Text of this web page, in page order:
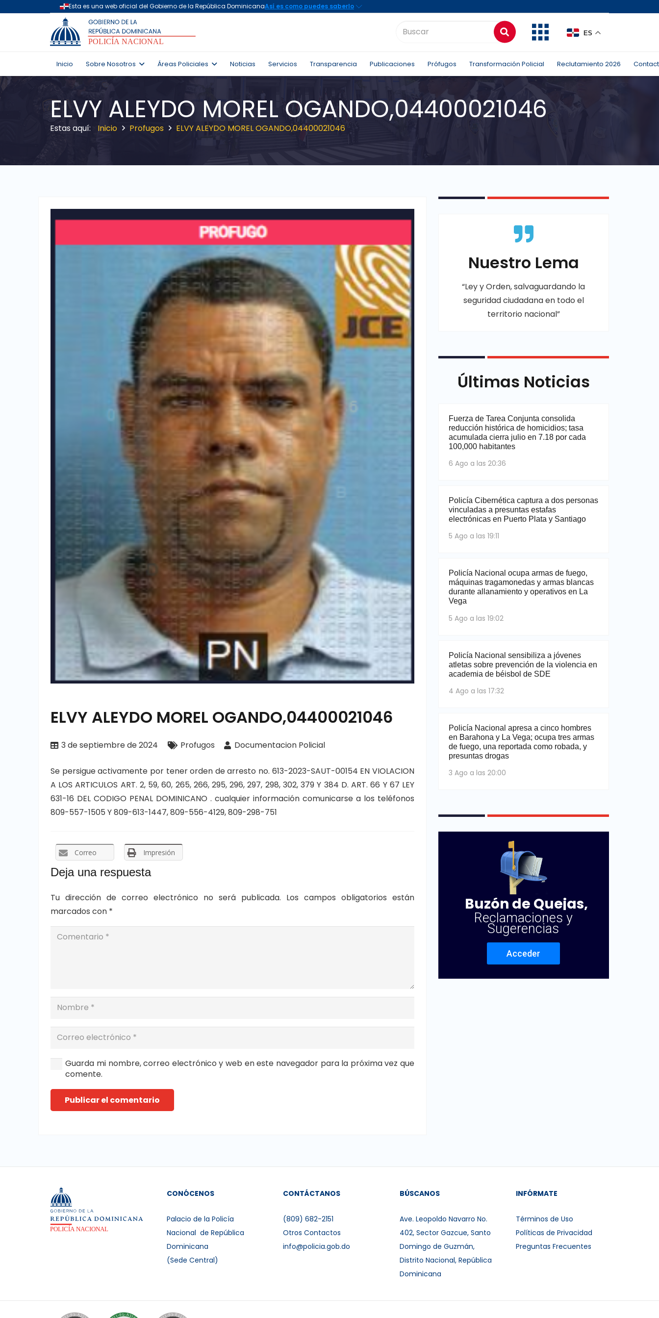
ES
Inicio Sobre Nosotros Áreas Policiales Noticias Servicios Transparencia Publicaciones Prófugos Transformación Policial Reclutamiento 2026
ELVY ALEYDO MOREL OGANDO,04400021046
Inicio Profugos ELVY ALEYDO MOREL OGANDO,04400021046
ELVY ALEYDO MOREL OGANDO,04400021046
3 de septiembre de 2024 Profugos Documentacion Policial
Se persigue activamente por tener orden de arresto no. 613-2023-SAUT-00154 EN VIOLACION
A LOS ARTICULOS ART. 2, 59, 60, 265, 266, 295, 296, 297, 298, 302, 379 Y 384 D. ART. 66 Y 67 LEY
631-16 DEL CODIGO PENAL DOMINICANO . cualquier información comunicarse a los teléfonos
809-557-1505 Y 809-613-1447, 809-556-4129, 809-298-751
Correo Impresión
Deja una respuesta
Tu dirección de correo electrónico no será publicada. Los campos obligatorios están
marcados con *
Guarda mi nombre, correo electrónico y web en este navegador para la próxima vez que
comente.
Publicar el comentario
Nuestro Lema
“Ley y Orden, salvaguardando la
seguridad ciudadana en todo el
territorio nacional”
Últimas Noticias
Fuerza de Tarea Conjunta consolida
reducción histórica de homicidios; tasa
acumulada cierra julio en 7.18 por cada
100,000 habitantes
6 Ago a las 20:36
Policía Cibernética captura a dos personas
vinculadas a presuntas estafas
electrónicas en Puerto Plata y Santiago
5 Ago a las 19:11
Policía Nacional ocupa armas de fuego,
máquinas tragamonedas y armas blancas
durante allanamiento y operativos en La
Vega
5 Ago a las 19:02
Policía Nacional sensibiliza a jóvenes
atletas sobre prevención de la violencia en
academia de béisbol de SDE
4 Ago a las 17:32
Policía Nacional apresa a cinco hombres
en Barahona y La Vega; ocupa tres armas
de fuego, una reportada como robada, y
presuntas drogas
3 Ago a las 20:00
Buzón de Quejas,
Reclamaciones y
Sugerencias
Acceder
CONÓCENOS
Palacio de la Policía
Nacional de República
Dominicana
(Sede Central)
CONTÁCTANOS
(809) 682-2151
Otros Contactos
info@policia.gob.do
BÚSCANOS
Ave. Leopoldo Navarro No.
402, Sector Gazcue, Santo
Domingo de Guzmán,
Distrito Nacional, República
Dominicana
INFÓRMATE
Términos de Uso
Políticas de Privacidad
Preguntas Frecuentes